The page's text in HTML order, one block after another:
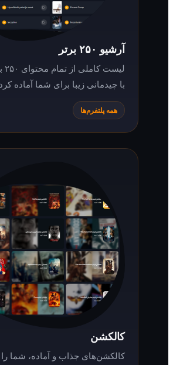
لیست کاملی از تمام محتوای ۲۵۰ برتر جهان را
با چیدمانی زیبا برای شما آماده کرده‌ایم.
همه پلتفرم‌ها
کالکشن‌های جذاب و آماده، شما را از